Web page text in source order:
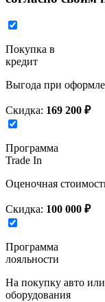
Покупка в
кредит
Выгода при
Скидка: 169 200 ₽
Программа
Trade In
Оценочная
Скидка: 100 000 ₽
Программа
лояльности
На покупку авто
оборудования